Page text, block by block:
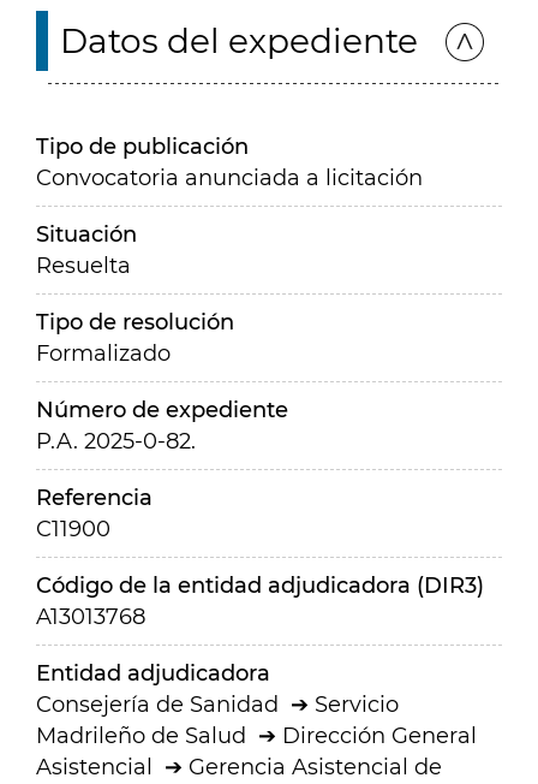
Datos del expediente
Tipo de publicación
Convocatoria anunciada a licitación
Situación
Resuelta
Tipo de resolución
Formalizado
Número de expediente
P.A. 2025-0-82.
Referencia
C11900
Código de la entidad adjudicadora (DIR3)
A13013768
Entidad adjudicadora
Consejería de Sanidad
Servicio
Madrileño de Salud
Dirección General
Asistencial
Gerencia Asistencial de